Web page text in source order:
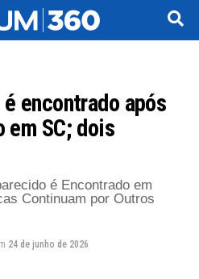
encontrado após
em SC; dois
é Encontrado em
Continuam por Outros
24 de junho de 2026